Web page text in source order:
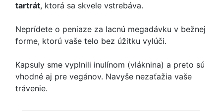
tartrát, ktorá sa skvele vstrebáva.
Neprídete o peniaze za lacnú megadávku v bežnej
forme, ktorú vaše telo bez úžitku vylúči.
Kapsuly sme vyplnili inulínom (vláknina) a preto sú
vhodné aj pre vegánov. Navyše nezaťažia vaše
trávenie.